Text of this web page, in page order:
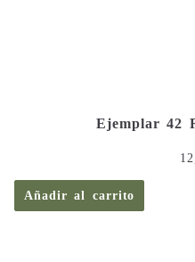
Ejemplar 42
Añadir al carrito